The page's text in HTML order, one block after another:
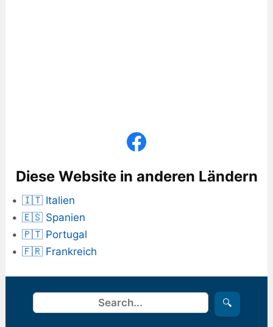
Diese Website in anderen Ländern
🇮🇹 Italien
🇪🇸 Spanien
🇵🇹 Portugal
🇫🇷 Frankreich
Suchen 🔍